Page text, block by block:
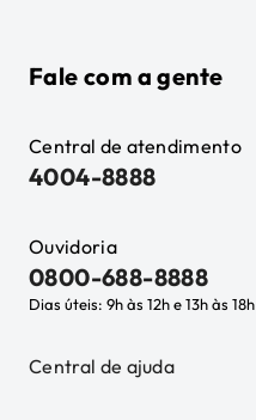
Fale com a gente
Central de atendimento
4004-8888
Ouvidoria
0800-688-8888
Dias úteis: 9h às 12h e 13h às 18h
Central de ajuda